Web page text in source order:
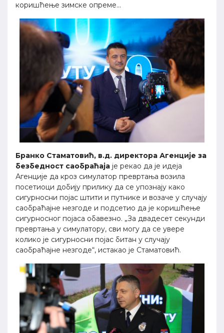
коришћење зимске опреме...
Бранко Стаматовић, в.д. директора Агенције за
безбедност саобраћаја је рекао да је идеја
Агенције да кроз симулатор превртања возила
посетиоци добију прилику да се упознају како
сигурносни појас штити и путнике и возаче у случају
саобраћајне незгоде и подсетио да је коришћење
сигурносног појаса обавезно. „За двадесет секунди
превртања у симулатору, сви могу да се увере
колико је сигурносни појас битан у случају
саобраћајне незгоде“, истакао је Стаматовић.